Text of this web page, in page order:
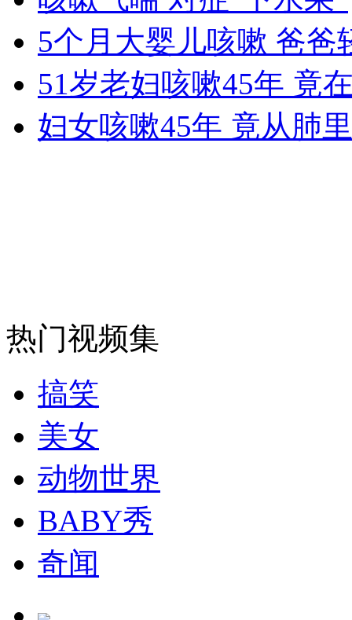
外交部：有关国家言论片面不公正
安徽一实载49人客车翻车
司机酒驾遇交警 急速倒车逃窜
5个月大婴儿咳嗽 爸爸
51岁老妇咳嗽45年 竟
妇女咳嗽45年 竟从肺
热门视频集
搞笑
美女
动物世界
BABY秀
奇闻